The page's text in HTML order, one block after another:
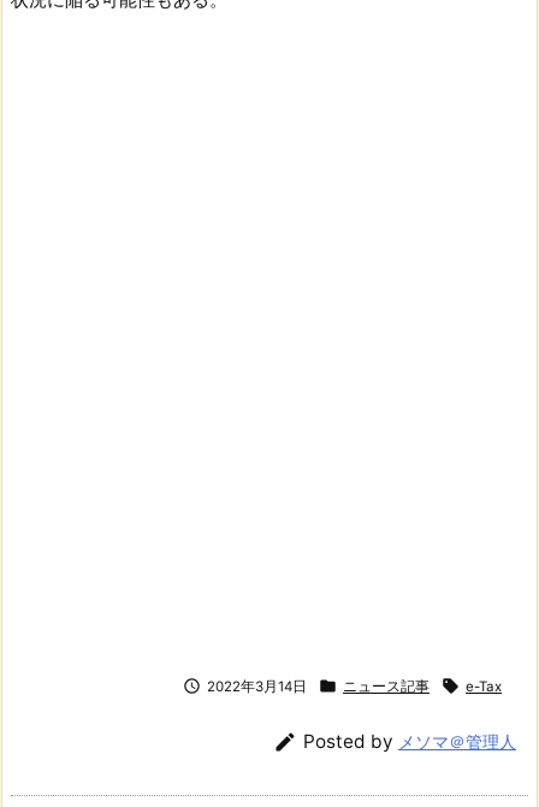
 2022年3月14日  ニュース記事  e-Tax
 Posted by メソマ＠管理人